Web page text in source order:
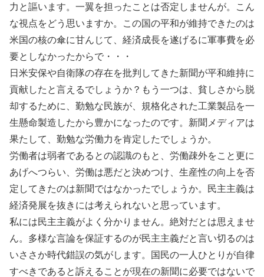
力と謳います。一翼を担ったことは否定しませんが。こん
な視点をどう思いますか。この国の平和が維持できたのは
米国の核の傘に甘んじて、経済成長を遂げるに軍事費を必
要としなかったからで・・・
日米安保や自衛隊の存在を批判してきた新聞が平和維持に
貢献したと言えるでしょうか？もう一つは、貧しさから脱
却するために、勤勉な民族が、規格化された工業製品を一
生懸命製造したから豊かになったのです。新聞メディアは
果たして、勤勉な労働力を肯定したでしょうか。
労働者は弱者であるとの認識のもと、労働疎外をこと更に
あげへつらい、労働は悪だと決めつけ、生産性の向上を否
定してきたのは新聞ではなかったでしょうか。民主主義は
経済発展を抜きには考えられないと思っています。
私には民主主義がよく分かりません。絶対だとは思えませ
ん。多様な言論を保証するのが民主主義だと言い切るのは
いささか時代錯誤の気がします。国民の一人ひとりが自律
すべきであると訴えることが現在の新聞に必要ではないで